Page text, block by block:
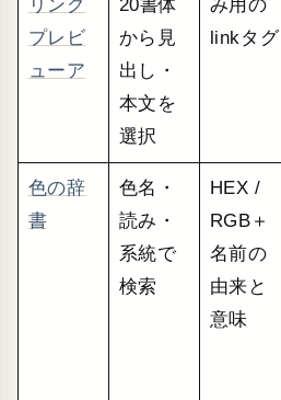
リング
プレビ
ューア
20書体
から見
出し・
本文を
選択
み用の
linkタグ
色の辞
書
色名・
読み・
系統で
検索
HEX /
RGB＋
名前の
由来と
意味